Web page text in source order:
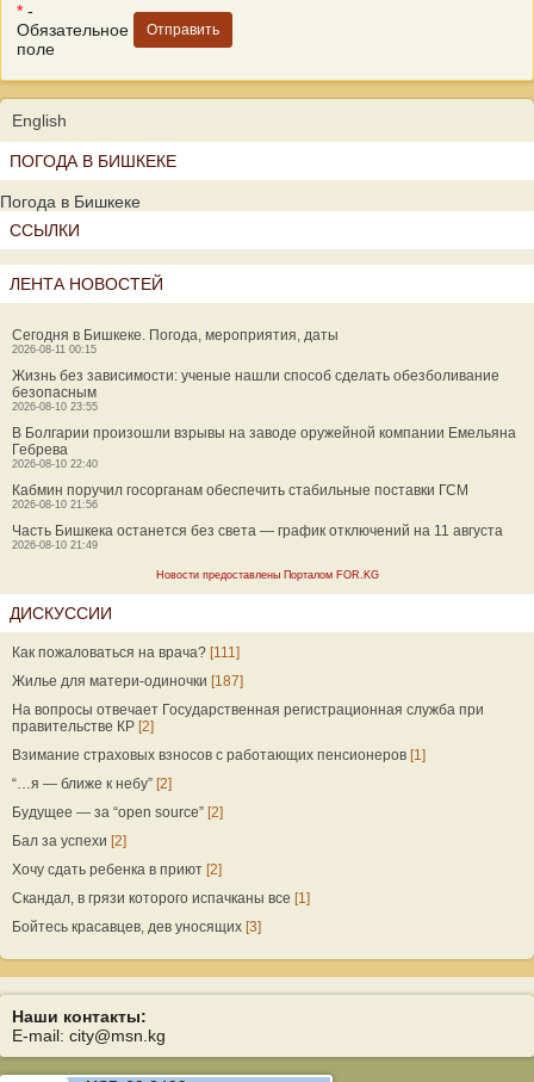
* -
Обязательное
поле
English
ПОГОДА В БИШКЕКЕ
Погода в Бишкеке
ССЫЛКИ
ЛЕНТА НОВОСТЕЙ
Сегодня в Бишкеке. Погода, мероприятия, даты
2026-08-11 00:15
Жизнь без зависимости: ученые нашли способ сделать обезболивание
безопасным
2026-08-10 23:55
В Болгарии произошли взрывы на заводе оружейной компании Емельяна
Гебрева
2026-08-10 22:40
Кабмин поручил госорганам обеспечить стабильные поставки ГСМ
2026-08-10 21:56
Часть Бишкека останется без света — график отключений на 11 августа
2026-08-10 21:49
Новости предоставлены Порталом FOR.KG
ДИСКУССИИ
Как пожаловаться на врача? [111]
Жилье для матери-одиночки [187]
На вопросы отвечает Государственная регистрационная служба при
правительстве КР [2]
Взимание страховых взносов с работающих пенсионеров [1]
“…я — ближе к небу” [2]
Будущее — за “open source” [2]
Бал за успехи [2]
Хочу сдать ребенка в приют [2]
Скандал, в грязи которого испачканы все [1]
Бойтесь красавцев, дев уносящих [3]
Наши контакты:
E-mail: city@msn.kg